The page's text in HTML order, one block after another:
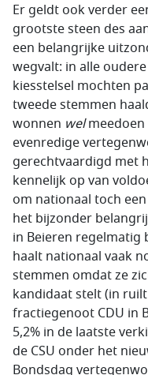
Er geldt ook verder
grootste steen des
een belangrijke
wegvalt: in alle
kiesstelsel mochten
tweede stemmen
wonnen welmeedoen
evenredige
gerechtvaardigd met
kennelijk op van
om nationaal toch
het bijzonder
in Beieren regelmatig
haalt nationaal vaak
stemmen omdat ze
kandidaat stelt (in
fractiegenoot CDU in
5,2% in de laatste
de CSU onder het
Bondsdag